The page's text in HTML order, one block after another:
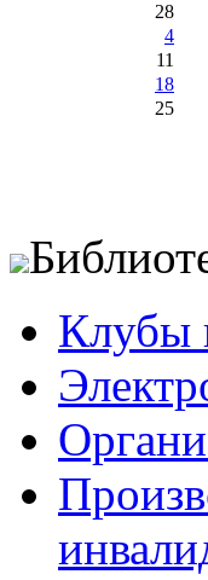
28
4
11
18
25
Клубы